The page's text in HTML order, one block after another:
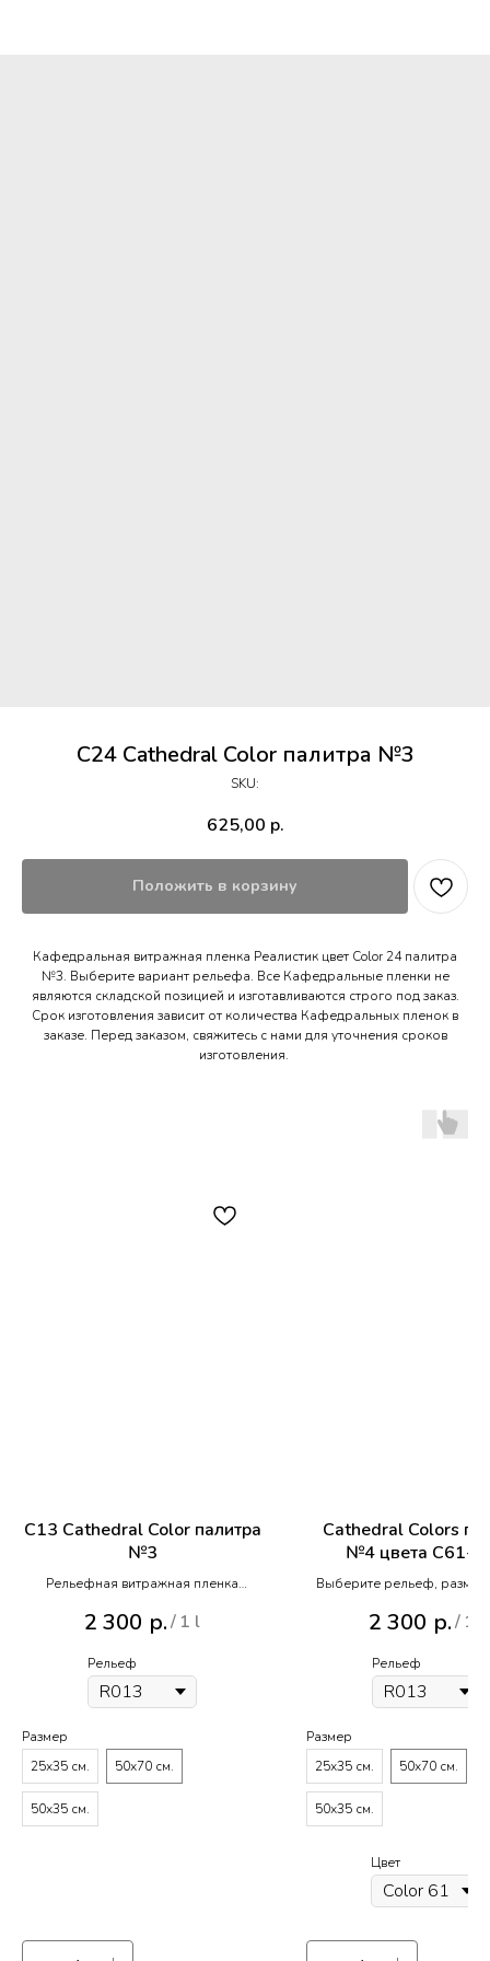
C24 Cathedral Color палитра №3
SKU:
625,00 р.
Положить в корзину
Кафедральная витражная пленка Реалистик цвет Color 24 палитра
№3. Выберите вариант рельефа. Все Кафедральные пленки не
являются складской позицией и изготавливаются строго под заказ.
Срок изготовления зависит от количества Кафедральных пленок в
заказе. Перед заказом, свяжитесь с нами для уточнения сроков
изготовления.
C13 Cathedral Color палитра
№3
Рельефная витражная пленка
монотонным цветом C 13 палитра
2 300 р./ 1 l
Рельеф
Размер
25х35 см.
50х70 см.
50х35 см.
Cathedral Colors
№4 цвета С61-
Выберите рельеф, размер
2 300 р./ 1 l
Рельеф
Размер
25х35 см.
50х70 см.
50х35 см.
Цвет